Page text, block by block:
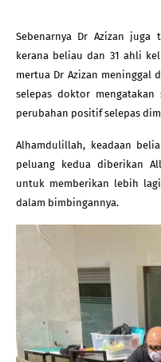
Sebenarnya Dr Azizan
kerana beliau dan 31 ahli
mertua Dr Azizan
selepas doktor
perubahan positif selepas
Alhamdulillah, keadaan
peluang kedua diberikan
untuk memberikan lebih
dalam bimbingannya.